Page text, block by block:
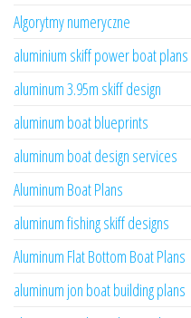
Algorytmy numeryczne
aluminium skiff power boat plans
aluminum 3.95m skiff design
aluminum boat blueprints
aluminum boat design services
Aluminum Boat Plans
aluminum fishing skiff designs
Aluminum Flat Bottom Boat Plans
aluminum jon boat building plans